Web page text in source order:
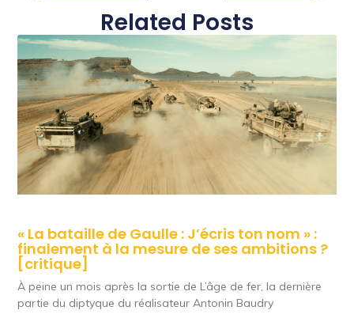
Related Posts
« La bataille de Gaulle : J’écris ton nom » :
finalement à la mesure de ses ambitions ?
[critique]
À peine un mois après la sortie de L’âge de fer, la dernière
partie du diptyque du réalisateur Antonin Baudry